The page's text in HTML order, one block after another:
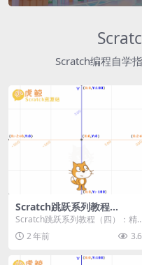
Scratch编程自学
Scratch跳跃系列教程
（四）：精准着陆
Scratch跳跃系列教程（四）：精
着陆 作者：小虎鲸Scratch资源站
... 2 年前